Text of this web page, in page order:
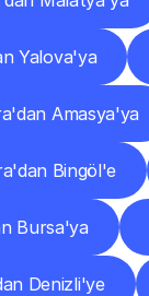
Yalova'ya
Amasya'ya
Bingöl'e
Bursa'ya
Denizli'ye